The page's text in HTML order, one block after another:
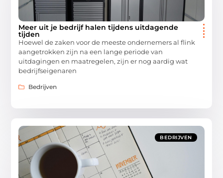
Meer uit je bedrijf halen tijdens uitdagende
tijden
Hoewel de zaken voor de meeste ondernemers al flink
aangetrokken zijn na een lange periode van
uitdagingen en maatregelen, zijn er nog aardig wat
bedrijfseigenaren
Bedrijven
BEDRIJVEN